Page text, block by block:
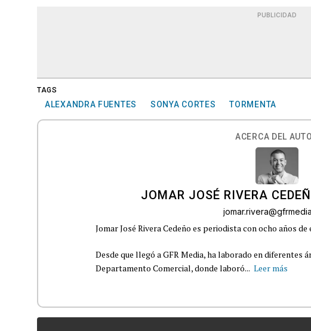
PUBLICIDAD
TAGS
ALEXANDRA FUENTES SONYA CORTES TORMENTA
ACERCA DEL
JOMAR JOSÉ RIVERA
Jomar José Rivera Cedeño es periodista con ocho años de
Desde que llegó a GFR Media, ha laborado en diferentes
Departamento Comercial, donde laboró... Leer más